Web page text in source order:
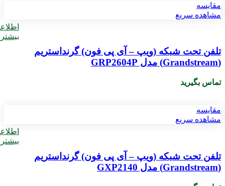
مقایسه
مشاهده سریع
بیشتر
تلفن تحت شبکه (ویپ – آی پی فون) گرنداستریم
(Grandstream) مدل GRP2604P
تماس بگیرید
مقایسه
مشاهده سریع
بیشتر
تلفن تحت شبکه (ویپ – آی پی فون) گرنداستریم
(Grandstream) مدل GXP2140